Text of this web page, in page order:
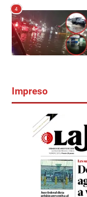
4
Impreso